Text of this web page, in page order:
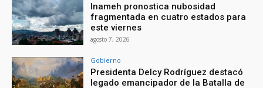
Inameh pronostica nubosidad
fragmentada en cuatro estados para
este viernes
agosto 7, 2026
Gobierno
Presidenta Delcy Rodríguez destacó
legado emancipador de la Batalla de